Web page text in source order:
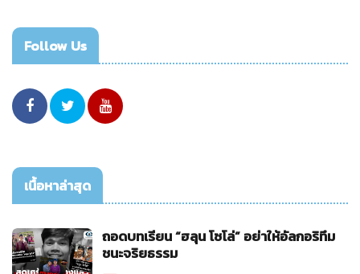
Follow Us
เนื้อหาล่าสุด
ถอดบทเรียน “ฮลุน โซโล่” อย่าให้อัลกอริทึม
ชนะจริยธรรม